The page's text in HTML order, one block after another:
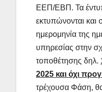
ΕΕΠ/ΕΒΠ. Τα
εκτυπώνονται και
ημερομηνία της
υπηρεσίας στην
τοποθέτησης δηλ.
2025 και όχι
τρέχουσα Φάση, θα